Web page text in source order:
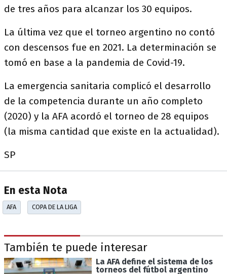
de tres años para alcanzar los 30 equipos.
La última vez que el torneo argentino no contó
con descensos fue en 2021. La determinación se
tomó en base a la pandemia de Covid-19.
La emergencia sanitaria complicó el desarrollo
de la competencia durante un año completo
(2020) y la AFA acordó el torneo de 28 equipos
(la misma cantidad que existe en la actualidad).
SP
En esta Nota
AFA COPA DE LA LIGA
También te puede interesar
La AFA define el sistema de los
torneos del fútbol argentino